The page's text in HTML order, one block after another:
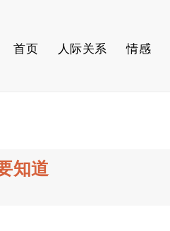
首页 人际关系 情感
知道